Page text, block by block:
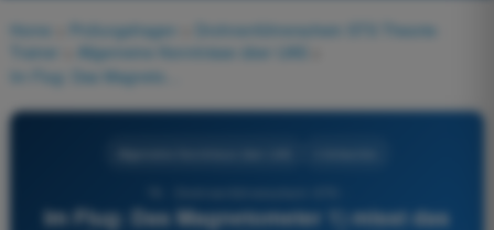
Home Prüfungsfragen
Drohnenführerschein STS Theorie-
Trainer
Allgemeine Kenntnisse über UAS
Im Flug: Das Magnetometer 1) misst das